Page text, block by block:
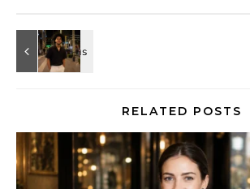
RELATED POSTS